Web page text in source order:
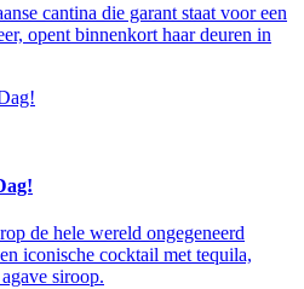
cantina die garant staat voor een
opent binnenkort haar deuren in
de hele wereld ongegeneerd
iconische cocktail met tequila,
siroop.